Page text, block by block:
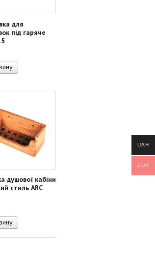
для
під гаряче
душової кабіни
стиль ARC
UAH
EUR